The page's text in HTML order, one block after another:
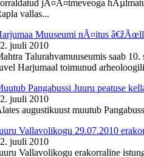
jÃ¤Ã¤tmeveoga
vallas...
Muuseumi nÃ¤itus
juuli 2010
Talurahvamuuseumis saab
Harjumaal toimunud
Pangabussi Juuru peatuse
juuli 2010
augustikuust muutub
Vallavolikogu 29.07.2010
juuli 2010
Vallavolikogu erakorraline